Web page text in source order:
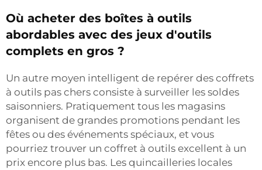
Où acheter des boîtes à outils
abordables avec des jeux d'outils
complets en gros ?
Un autre moyen intelligent de repérer des coffrets
à outils pas chers consiste à surveiller les soldes
saisonniers. Pratiquement tous les magasins
organisent de grandes promotions pendant les
fêtes ou des événements spéciaux, et vous
pourriez trouver un coffret à outils excellent à un
prix encore plus bas. Les quincailleries locales